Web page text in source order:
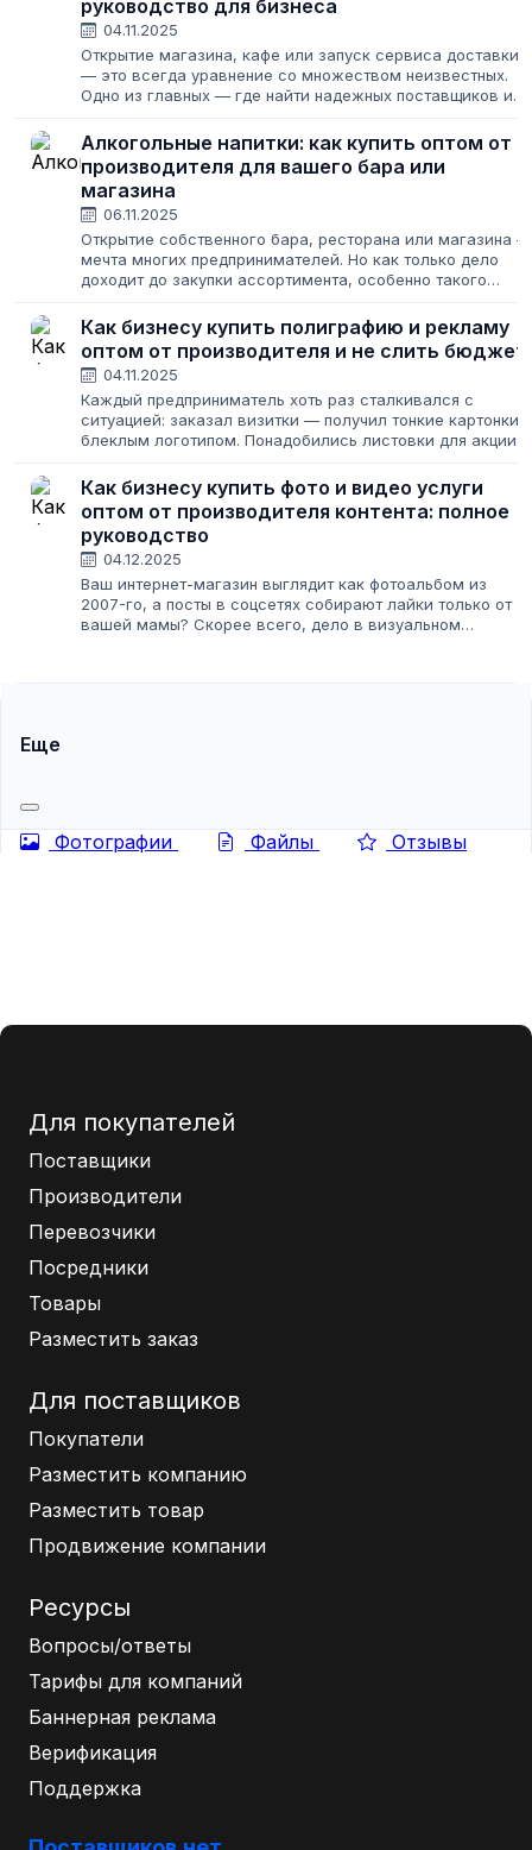
руководство для бизнеса
04.11.2025
Открытие магазина, кафе или запуск сервиса доставки
— это всегда уравнение со множеством неизвестных.
Одно из главных — где найти надежных поставщиков и
бизнес приносил прибыль....
Алкогольные напитки: как купить оптом от
производителя для вашего бара или
магазина
06.11.2025
Открытие собственного бара, ресторана или магазина —
мечта многих предпринимателей. Но как только дело
доходит до закупки ассортимента, особенно такого
уступает место суровым реалиям:...
Как бизнесу купить полиграфию и рекламу
оптом от производителя и не слить бюджет
04.11.2025
Каждый предприниматель хоть раз сталкивался с
ситуацией: заказал визитки — получил тонкие картонки с
блеклым логотипом. Понадобились листовки для акции
уже после окончания распродажи....
Как бизнесу купить фото и видео услуги
оптом от производителя контента: полное
руководство
04.12.2025
Ваш интернет-магазин выглядит как фотоальбом из
2007-го, а посты в соцсетях собирают лайки только от
вашей мамы? Скорее всего, дело в визуальном
Еще
Фотографии Файлы Отзывы
Для покупателей
Поставщики
Производители
Перевозчики
Посредники
Товары
Разместить заказ
Для поставщиков
Покупатели
Разместить компанию
Разместить товар
Продвижение компании
Ресурсы
Вопросы/ответы
Тарифы для компаний
Баннерная реклама
Верификация
Поддержка